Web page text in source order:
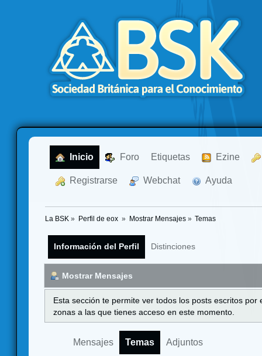
Inicio Foro Etiquetas Ezine
Registrarse Webchat Ayuda
La BSK » Perfil de eox » Mostrar Mensajes» Temas
Información del Perfil Distinciones
Mostrar Mensajes
Esta sección te permite ver todos los posts escritos
zonas a las que tienes acceso en este momento.
Mensajes Temas Adjuntos